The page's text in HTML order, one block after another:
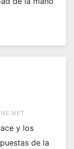
y los
de la